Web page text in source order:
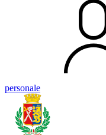
personale